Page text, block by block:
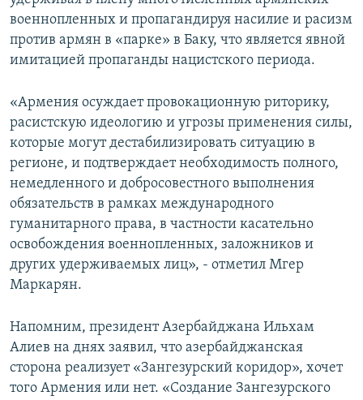
военнопленных и пропагандируя насилие и расизм
против армян в «парке» в Баку, что является явной
имитацией пропаганды нацистского периода.
«Армения осуждает провокационную риторику,
расистскую идеологию и угрозы применения силы,
которые могут дестабилизировать ситуацию в
регионе, и подтверждает необходимость полного,
немедленного и добросовестного выполнения
обязательств в рамках международного
гуманитарного права, в частности касательно
освобождения военнопленных, заложников и
других удерживаемых лиц», - отметил Мгер
Маркарян.
Напомним, президент Азербайджана Ильхам
Алиев на днях заявил, что азербайджанская
сторона реализует «Зангезурский коридор», хочет
того Армения или нет. «Создание Зангезурского